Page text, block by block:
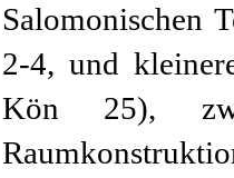
Salomonischen
2-4, und
Kön 25),